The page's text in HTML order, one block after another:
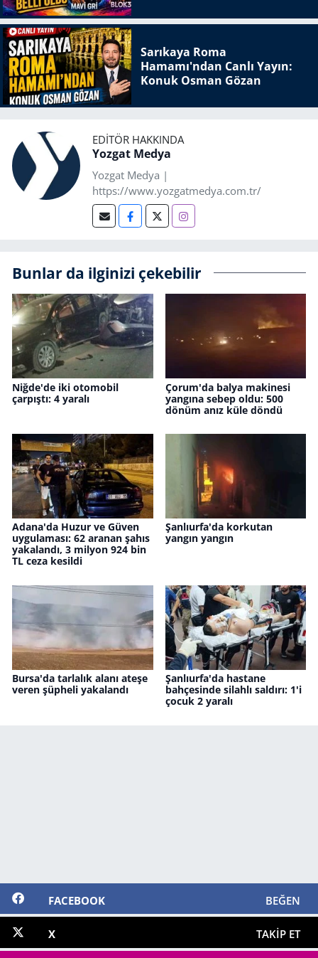
Sarıkaya Roma
Hamamı'ndan Canlı Yayın:
Konuk Osman Gözan
EDITÖR HAKKINDA
Yozgat Medya
Yozgat Medya |
https://www.yozgatmedya.com.tr/
Bunlar da ilginizi çekebilir
Niğde'de iki otomobil
çarpıştı: 4 yaralı
Çorum'da balya makinesi
yangına sebep oldu: 500
dönüm anız küle döndü
Adana'da Huzur ve Güven
uygulaması: 62 aranan şahıs
yakalandı, 3 milyon 924 bin
TL ceza kesildi
Şanlıurfa'da korkutan
yangın yangın
Bursa'da tarlalık alanı ateşe
veren şüpheli yakalandı
Şanlıurfa'da hastane
bahçesinde silahlı saldırı: 1'i
çocuk 2 yaralı
FACEBOOK BEĞEN
X TAKIP ET